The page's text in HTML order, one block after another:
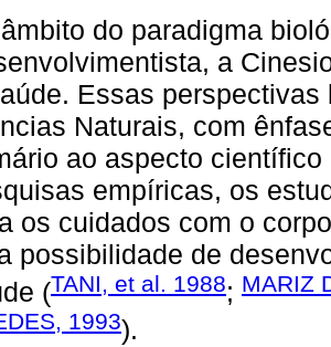
do paradigma
a
Essas
Naturais, com
ao aspecto
empíricas, os
os cuidados com o
possibilidade de
(TANI, et al. 1988; MARIZ
1993).